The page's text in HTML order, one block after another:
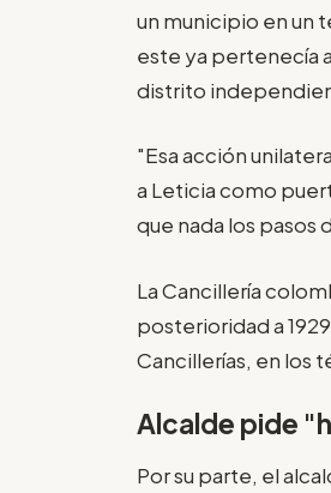
un municipio en un
este ya pertenecía
distrito
"Esa acción
a Leticia como
que nada los
La Cancillería
posterioridad a
Cancillerías, en los
Alcalde pide
Por su parte, el